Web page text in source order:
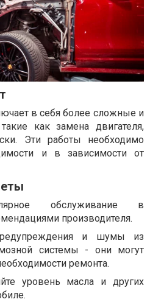
в себя более сложные и
как замена двигателя,
Эти работы необходимо
и в зависимости от
обслуживание в
производителя.
и шумы из
системы - они могут
ремонта.
уровень масла и других